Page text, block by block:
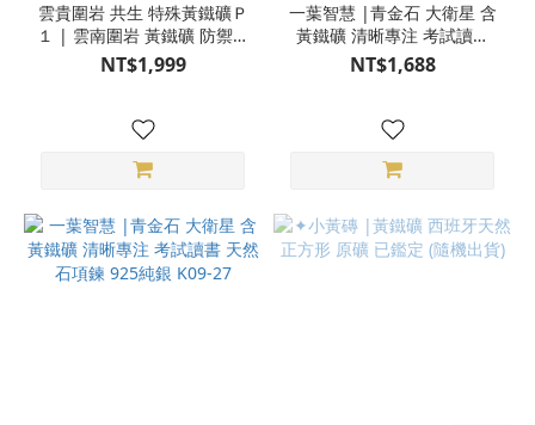
雲貴圍岩 共生 特殊黃鐵礦Ｐ
１ | 雲南圍岩 黃鐵礦 防禦性
招財 居家擺件 隨機出貨 天
然原礦-大
NT$1,999
一葉智慧 |青金石 大衛星 含
黃鐵礦 清晰專注 考試讀書
天然石項鍊 925純銀 K09-26
NT$1,688